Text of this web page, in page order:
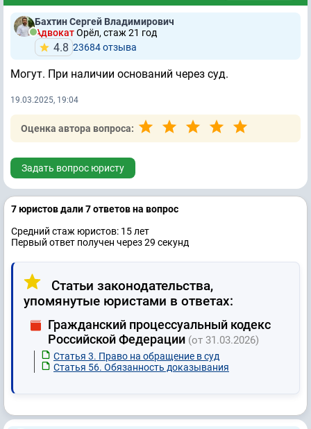
Бахтин Сергей Владимирович
АдвокатОрёл, стаж 21 год
4.8 23684 отзывa
Могут. При наличии оснований через суд.
19.03.2025, 19:04
Оценка автора вопроса:
Задать вопрос юристу
7 юристов дали 7 ответов на вопрос
Средний стаж юристов: 15 лет
Первый ответ получен через 29 секунд
Статьи законодательства,
упомянутые юристами в ответах:
Гражданский процессуальный кодекс
Российской Федерации (от 31.03.2026)
Статья 3. Право на обращение в суд
Статья 56. Обязанность доказывания